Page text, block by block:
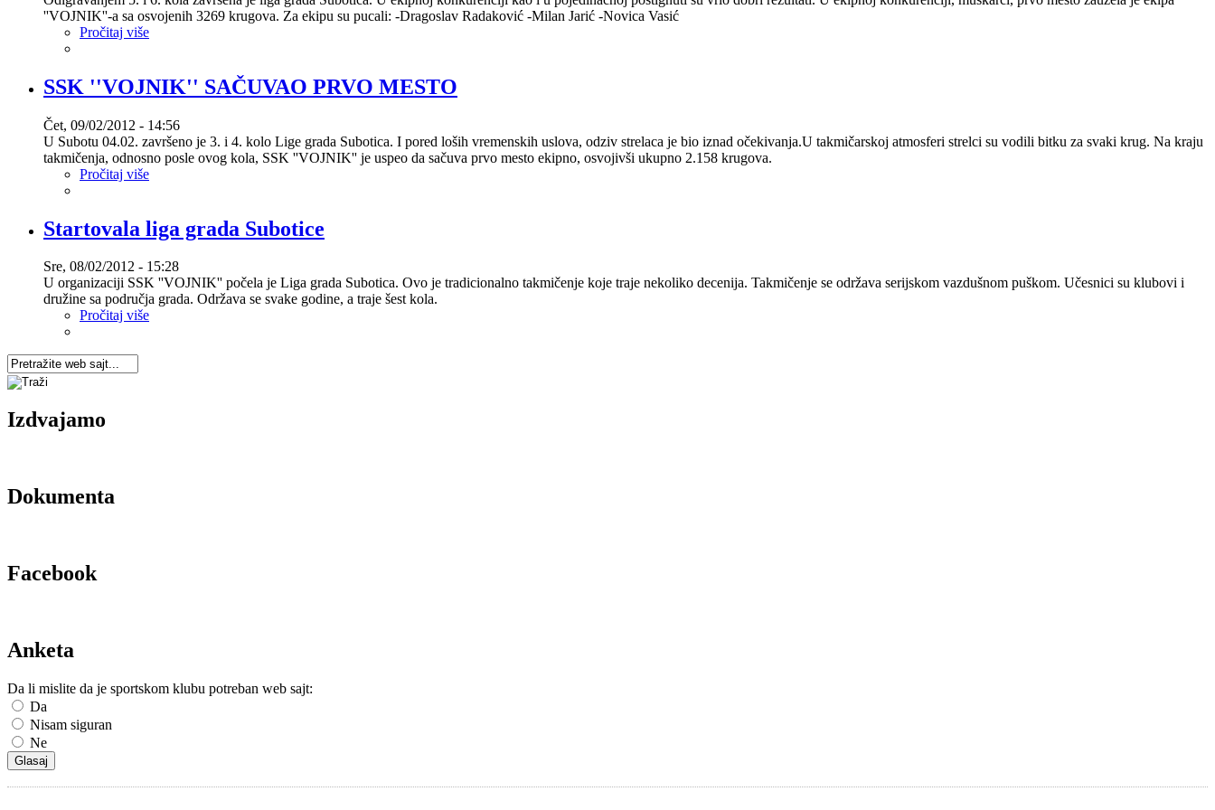
''VOJNIK''-a sa osvojenih 3269 krugova. Za ekipu su pucali: -Dragoslav Radaković -Milan Jarić -Novica Vasić
Pročitaj više
SSK ''VOJNIK'' SAČUVAO PRVO MESTO
Čet, 09/02/2012 - 14:56
U Subotu 04.02. završeno je 3. i 4. kolo Lige grada Subotica. I pored loših vremenskih uslova, odziv strelaca je bio iznad očekivanja.U takmičarskoj atmosferi strelci su vodili bitku za svaki krug. Na kraju
takmičenja, odnosno posle ovog kola, SSK ''VOJNIK'' je uspeo da sačuva prvo mesto ekipno, osvojivši ukupno 2.158 krugova.
Pročitaj više
Startovala liga grada Subotice
Sre, 08/02/2012 - 15:28
U organizaciji SSK ''VOJNIK'' počela je Liga grada Subotica. Ovo je tradicionalno takmičenje koje traje nekoliko decenija. Takmičenje se održava serijskom vazdušnom puškom. Učesnici su klubovi i
družine sa područja grada. Održava se svake godine, a traje šest kola.
Pročitaj više
Izdvajamo
Dokumenta
Facebook
Anketa
Da li mislite da je sportskom klubu potreban web sajt:
Da
Nisam siguran
Ne